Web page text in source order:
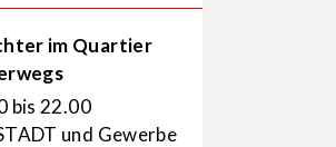
im Quartier
bis 22.00
und Gewerbe